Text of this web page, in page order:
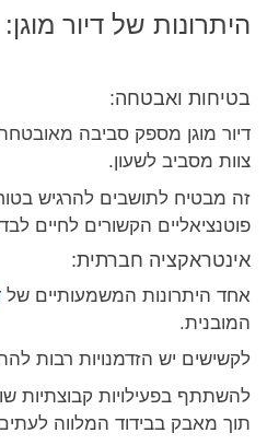
היתרונות של דיור מוגן:
בטיחות ואבטחה:
דיור מוגן מספק סביבה
צוות מסביב לשעון.
זה מבטיח לתושבים להרגיש
פוטנציאליים הקשורים לחיים
אינטראקציה חברתית:
אחד היתרונות המשמעותיים של
המובנית.
לקשישים יש הזדמנויות רבות
להשתתף בפעילויות קבוצתיות
תוך מאבק בבידוד המלווה